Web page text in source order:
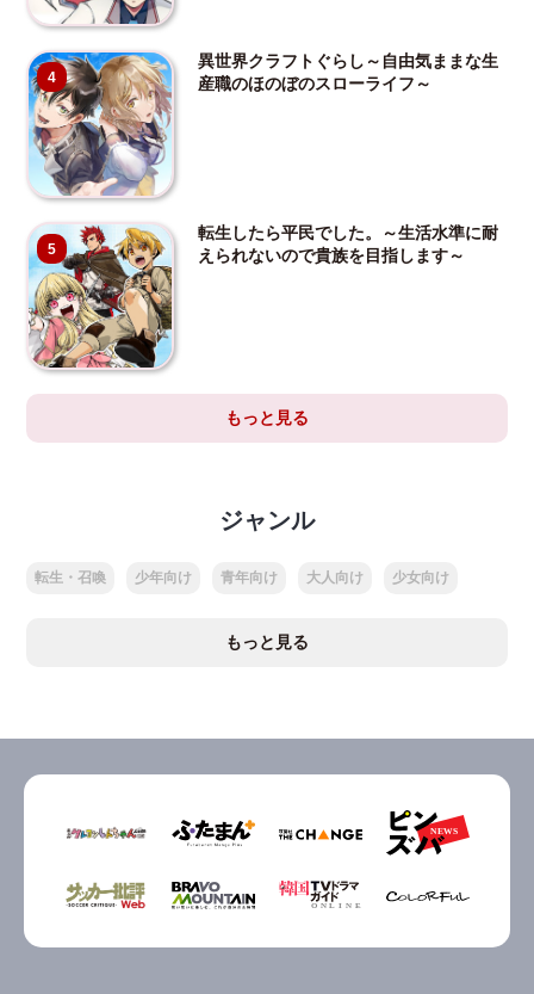
4
異世界クラフトぐらし～自由気ままな生
産職のほのぼのスローライフ～
5
転生したら平民でした。～生活水準に耐
えられないので貴族を目指します～
もっと見る
ジャンル
転生・召喚 少年向け 青年向け 大人向け 少女向け
もっと見る